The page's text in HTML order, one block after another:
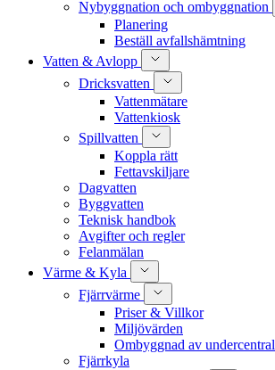
Nybyggnation och ombyggnation
Planering
Beställ avfallshämtning
Vatten & Avlopp
Dricksvatten
Vattenmätare
Vattenkiosk
Spillvatten
Koppla rätt
Fettavskiljare
Dagvatten
Byggvatten
Teknisk handbok
Avgifter och regler
Felanmälan
Värme & Kyla
Fjärrvärme
Priser & Villkor
Miljövärden
Ombyggnad av undercentral
Fjärrkyla